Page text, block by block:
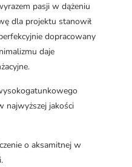
pasji w dążeniu
dla projektu stanowił
dopracowany
daje
najwyższej jakości
o aksamitnej w